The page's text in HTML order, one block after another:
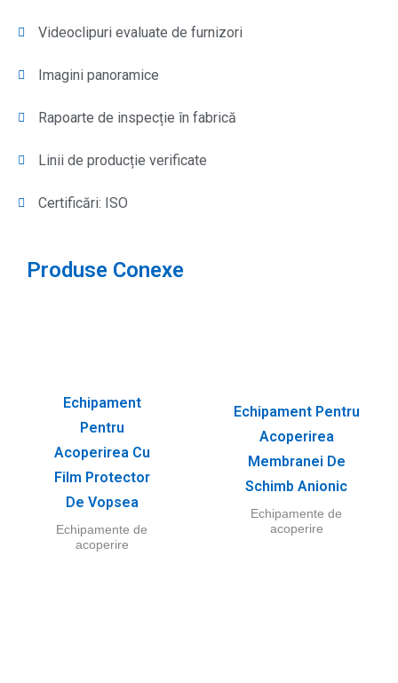
Videoclipuri evaluate de furnizori
Imagini panoramice
Rapoarte de inspecție în fabrică
Linii de producție verificate
Certificări: ISO
Produse Conexe
Echipament
Pentru
Acoperirea Cu
Film Protector
De Vopsea
Echipamente de
acoperire
Echipament Pentru
Acoperirea
Membranei De
Schimb Anionic
Echipamente de
acoperire